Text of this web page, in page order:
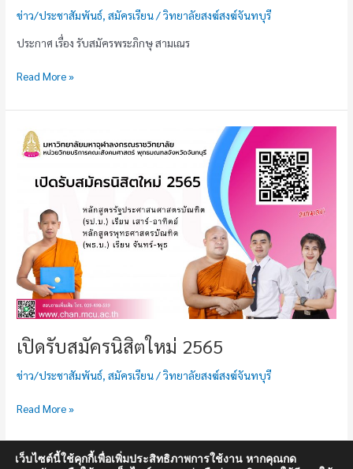
ข่าว/ประชาสัมพันธ์,สมัครเรียน/วิทยาลัยสงฆ์สงฆ์จันทบุรี
ประกาศ เรื่อง รับสมัครพระภิกษุ สามเณร
Read More »
เปิดรับสมัครนิสิตใหม่ 2565
ข่าว/ประชาสัมพันธ์,สมัครเรียน/วิทยาลัยสงฆ์สงฆ์จันทบุรี
เปิด
รับ
นิสิต
2565
Read More »
เว็บไซต์นี้ใช้คุกกี้เพื่อเพิ่มประสิทธิภาพการใช้งาน หากคุณกด